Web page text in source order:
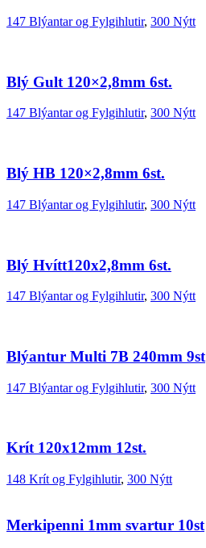
147 Blýantar og Fylgihlutir, 300 Nýtt
Blý Gult 120×2,8mm 6st.
147 Blýantar og Fylgihlutir, 300 Nýtt
Blý HB 120×2,8mm 6st.
147 Blýantar og Fylgihlutir, 300 Nýtt
Blý Hvítt120x2,8mm 6st.
147 Blýantar og Fylgihlutir, 300 Nýtt
Blýantur Multi 7B 240mm 9st
147 Blýantar og Fylgihlutir, 300 Nýtt
Krít 120x12mm 12st.
148 Krít og Fylgihlutir, 300 Nýtt
Merkipenni 1mm svartur 10st